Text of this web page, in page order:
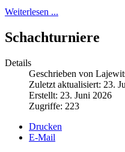
Weiterlesen ...
Schachturniere
Details
Geschrieben von
Zuletzt aktualisiert: 23.
Erstellt: 23. Juni 2026
Zugriffe: 223
Drucken
E-Mail